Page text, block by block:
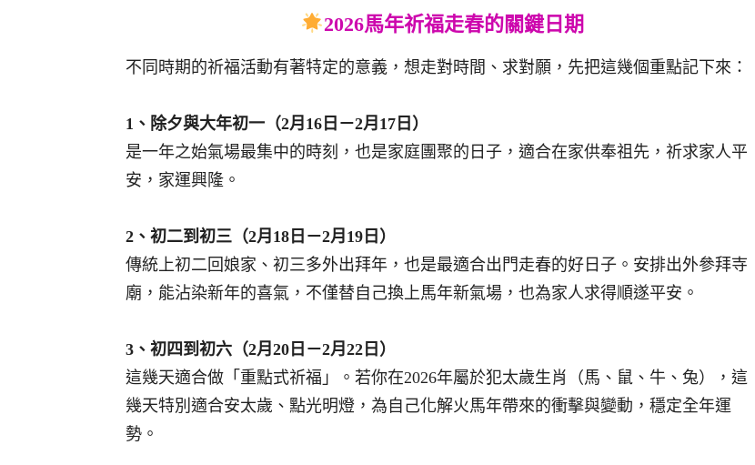
2026馬年祈福走春的關鍵日期
不同時期的祈福活動有著特定的意義，想走對時間、求對願，先把這幾個重點記下來：
1、除夕與大年初一（2月16日－2月17日）
是一年之始氣場最集中的時刻，也是家庭團聚的日子，適合在家供奉祖先，祈求家人平
安，家運興隆。
2、初二到初三（2月18日－2月19日）
傳統上初二回娘家、初三多外出拜年，也是最適合出門走春的好日子。安排出外參拜寺
廟，能沾染新年的喜氣，不僅替自己換上馬年新氣場，也為家人求得順遂平安。
3、初四到初六（2月20日－2月22日）
這幾天適合做「重點式祈福」。若你在2026年屬於犯太歲生肖（馬、鼠、牛、兔），這
幾天特別適合安太歲、點光明燈，為自己化解火馬年帶來的衝擊與變動，穩定全年運
勢。